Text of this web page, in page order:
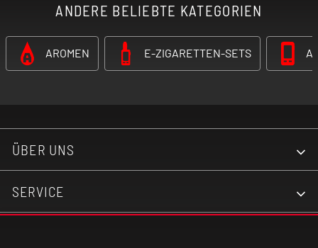
ANDERE BELIEBTE KATEGORIEN
AROMEN E-ZIGARETTEN-SETS
ÜBER UNS
SERVICE